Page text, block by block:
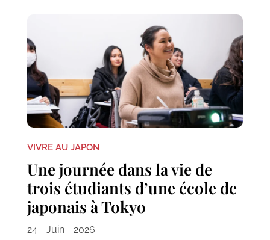
VIVRE AU JAPON
Une journée dans la vie de
trois étudiants d’une école de
japonais à Tokyo
24 - Juin - 2026